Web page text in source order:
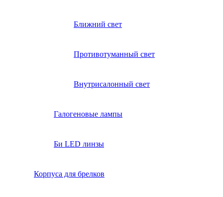
Ближний свет
Противотуманный свет
Внутрисалонный свет
Галогеновые лампы
Би LED линзы
Корпуса для брелков